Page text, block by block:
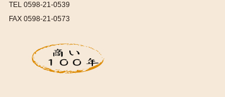
TEL 0598-21-0539
FAX 0598-21-0573